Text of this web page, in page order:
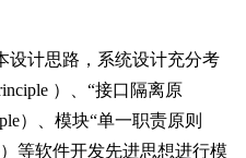
设计思路，系统设计充分考
）、“接口隔离原
）、模块“单一职责原则
）等软件开发先进思想进行模